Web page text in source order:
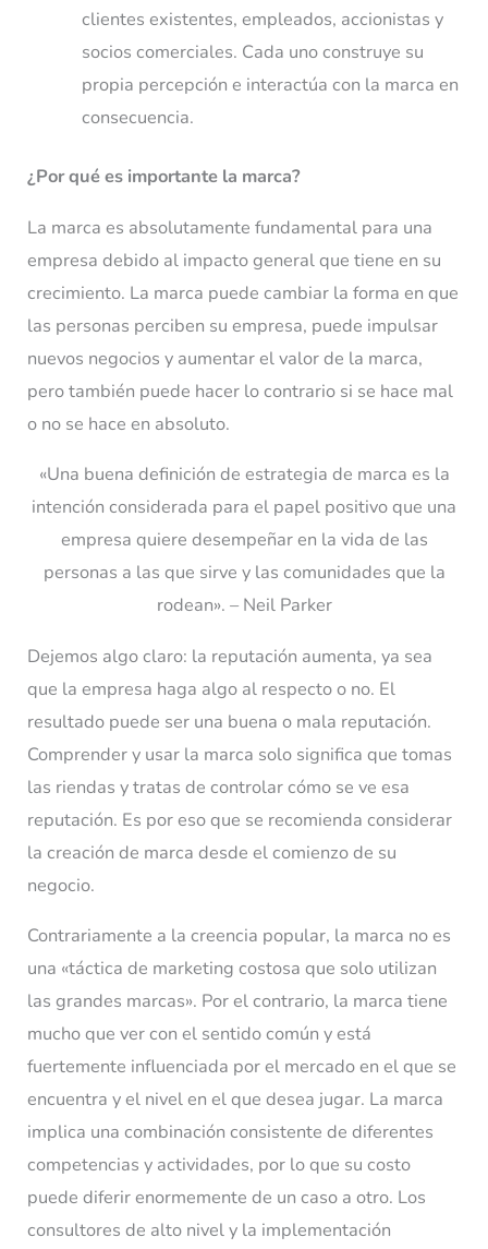
clientes existentes, empleados, accionistas y
socios comerciales. Cada uno construye su
propia percepción e interactúa con la marca en
consecuencia.
¿Por qué es importante la marca?
La marca es absolutamente fundamental para una
empresa debido al impacto general que tiene en su
crecimiento. La marca puede cambiar la forma en que
las personas perciben su empresa, puede impulsar
nuevos negocios y aumentar el valor de la marca,
pero también puede hacer lo contrario si se hace mal
o no se hace en absoluto.
«Una buena definición de estrategia de marca es la
intención considerada para el papel positivo que una
empresa quiere desempeñar en la vida de las
personas a las que sirve y las comunidades que la
rodean». – Neil Parker
Dejemos algo claro: la reputación aumenta, ya sea
que la empresa haga algo al respecto o no. El
resultado puede ser una buena o mala reputación.
Comprender y usar la marca solo significa que tomas
las riendas y tratas de controlar cómo se ve esa
reputación. Es por eso que se recomienda considerar
la creación de marca desde el comienzo de su
negocio.
Contrariamente a la creencia popular, la marca no es
una «táctica de marketing costosa que solo utilizan
las grandes marcas». Por el contrario, la marca tiene
mucho que ver con el sentido común y está
fuertemente influenciada por el mercado en el que se
encuentra y el nivel en el que desea jugar. La marca
implica una combinación consistente de diferentes
competencias y actividades, por lo que su costo
puede diferir enormemente de un caso a otro. Los
consultores de alto nivel y la implementación